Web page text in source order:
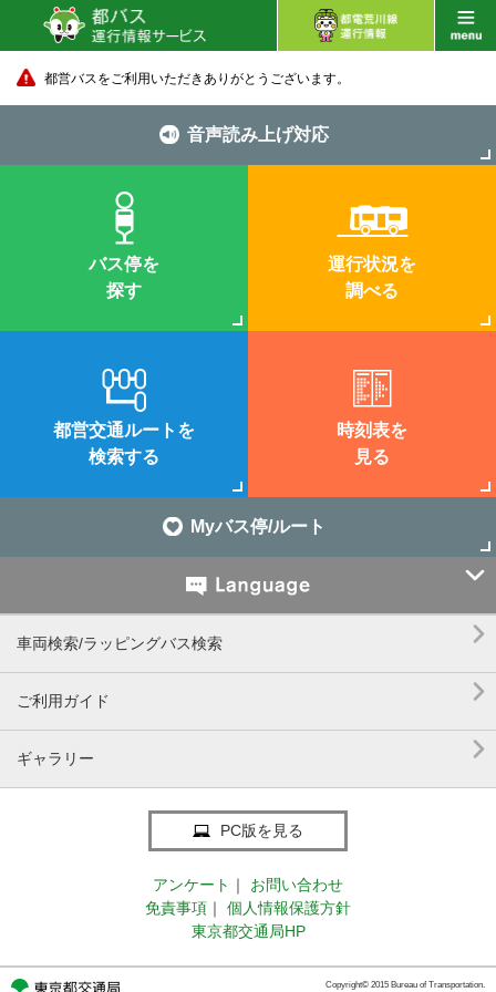
都営バスをご利用いただきありがとうございます。
音声読み上げ対応
バス停を
探す
運行状況を
調べる
都営交通ルートを
検索する
時刻表を
見る
Myバス停/ルート

車両検索/ラッピングバス検索 
ご利用ガイド 
ギャラリー 
PC版を見る
アンケート ｜
お問い合わせ
免責事項 ｜
個人情報保護方針
東京都交通局HP
Copyright© 2015 Bureau of Transportation.